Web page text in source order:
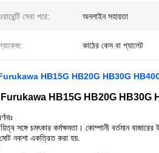
সেবা পরে: অনলাইন সহায়তা
কাঠের কেস বা প্যালেট
HB15G HB20G HB30G HB40G
HB15G HB20G HB30G
সঙ্গে চমৎকার কর্মক্ষমতা। কোম্পানী বর্তমান
নকশা একত্রিত করা হয়.